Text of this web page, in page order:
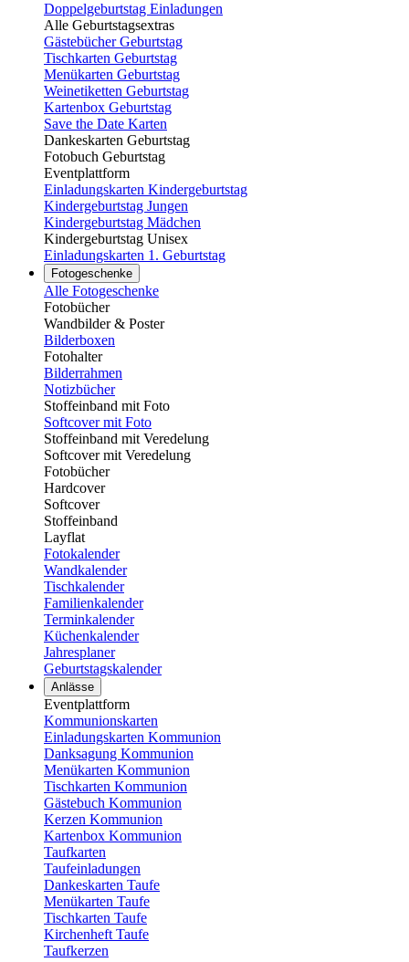
Doppelgeburtstag Einladungen
Alle Geburtstagsextras
Gästebücher Geburtstag
Tischkarten Geburtstag
Menükarten Geburtstag
Weinetiketten Geburtstag
Kartenbox Geburtstag
Save the Date Karten
Dankeskarten Geburtstag
Fotobuch Geburtstag
Eventplattform
Einladungskarten Kindergeburtstag
Kindergeburtstag Jungen
Kindergeburtstag Mädchen
Kindergeburtstag Unisex
Einladungskarten 1. Geburtstag
Fotogeschenke
Alle Fotogeschenke
Fotobücher
Wandbilder & Poster
Bilderboxen
Fotohalter
Bilderrahmen
Notizbücher
Stoffeinband mit Foto
Softcover mit Foto
Stoffeinband mit Veredelung
Softcover mit Veredelung
Fotobücher
Hardcover
Softcover
Stoffeinband
Layflat
Fotokalender
Wandkalender
Tischkalender
Familienkalender
Terminkalender
Küchenkalender
Jahresplaner
Geburtstagskalender
Anlässe
Eventplattform
Kommunionskarten
Einladungskarten Kommunion
Danksagung Kommunion
Menükarten Kommunion
Tischkarten Kommunion
Gästebuch Kommunion
Kerzen Kommunion
Kartenbox Kommunion
Taufkarten
Taufeinladungen
Dankeskarten Taufe
Menükarten Taufe
Tischkarten Taufe
Kirchenheft Taufe
Taufkerzen